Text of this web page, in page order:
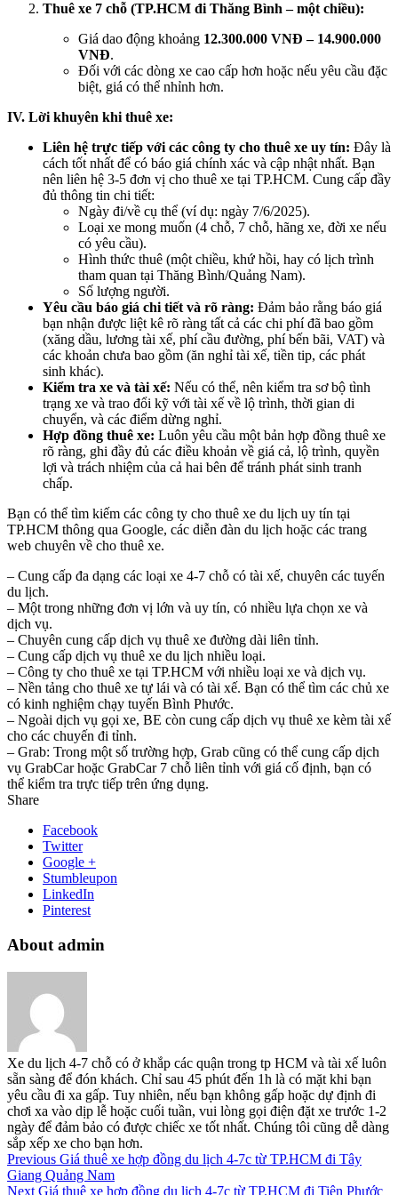
Thuê xe 7 chỗ (TP.HCM đi Thăng Bình – một chiều):
Giá dao động khoảng 12.300.000 VNĐ – 14.900.000
VNĐ.
Đối với các dòng xe cao cấp hơn hoặc nếu yêu cầu đặc
biệt, giá có thể nhỉnh hơn.
IV. Lời khuyên khi thuê xe:
Liên hệ trực tiếp với các công ty cho thuê xe uy tín: Đây là
cách tốt nhất để có báo giá chính xác và cập nhật nhất. Bạn
nên liên hệ 3-5 đơn vị cho thuê xe tại TP.HCM. Cung cấp đầy
đủ thông tin chi tiết:
Ngày đi/về cụ thể (ví dụ: ngày 7/6/2025).
Loại xe mong muốn (4 chỗ, 7 chỗ, hãng xe, đời xe nếu
có yêu cầu).
Hình thức thuê (một chiều, khứ hồi, hay có lịch trình
tham quan tại Thăng Bình/Quảng Nam).
Số lượng người.
Yêu cầu báo giá chi tiết và rõ ràng: Đảm bảo rằng báo giá
bạn nhận được liệt kê rõ ràng tất cả các chi phí đã bao gồm
(xăng dầu, lương tài xế, phí cầu đường, phí bến bãi, VAT) và
các khoản chưa bao gồm (ăn nghỉ tài xế, tiền tip, các phát
sinh khác).
Kiểm tra xe và tài xế: Nếu có thể, nên kiểm tra sơ bộ tình
trạng xe và trao đổi kỹ với tài xế về lộ trình, thời gian di
chuyển, và các điểm dừng nghỉ.
Hợp đồng thuê xe: Luôn yêu cầu một bản hợp đồng thuê xe
rõ ràng, ghi đầy đủ các điều khoản về giá cả, lộ trình, quyền
lợi và trách nhiệm của cả hai bên để tránh phát sinh tranh
chấp.
Bạn có thể tìm kiếm các công ty cho thuê xe du lịch uy tín tại
TP.HCM thông qua Google, các diễn đàn du lịch hoặc các trang
web chuyên về cho thuê xe.
– Cung cấp đa dạng các loại xe 4-7 chỗ có tài xế, chuyên các tuyến
du lịch.
– Một trong những đơn vị lớn và uy tín, có nhiều lựa chọn xe và
dịch vụ.
– Chuyên cung cấp dịch vụ thuê xe đường dài liên tỉnh.
– Cung cấp dịch vụ thuê xe du lịch nhiều loại.
– Công ty cho thuê xe tại TP.HCM với nhiều loại xe và dịch vụ.
– Nền tảng cho thuê xe tự lái và có tài xế. Bạn có thể tìm các chủ xe
có kinh nghiệm chạy tuyến Bình Phước.
– Ngoài dịch vụ gọi xe, BE còn cung cấp dịch vụ thuê xe kèm tài xế
cho các chuyến đi tỉnh.
– Grab: Trong một số trường hợp, Grab cũng có thể cung cấp dịch
vụ GrabCar hoặc GrabCar 7 chỗ liên tỉnh với giá cố định, bạn có
thể kiểm tra trực tiếp trên ứng dụng.
Share
Facebook
Twitter
Google +
Stumbleupon
LinkedIn
Pinterest
About admin
Xe du lịch 4-7 chỗ có ở khắp các quận trong tp HCM và tài xế luôn
sẵn sàng để đón khách. Chỉ sau 45 phút đến 1h là có mặt khi bạn
yêu cầu đi xa gấp. Tuy nhiên, nếu bạn không gấp hoặc dự định đi
chơi xa vào dịp lễ hoặc cuối tuần, vui lòng gọi điện đặt xe trước 1-2
ngày để đảm bảo có được chiếc xe tốt nhất. Chúng tôi cũng dễ dàng
sắp xếp xe cho bạn hơn.
Previous Giá thuê xe hợp đồng du lịch 4-7c từ TP.HCM đi Tây
Giang Quảng Nam
Next Giá thuê xe hợp đồng du lịch 4-7c từ TP.HCM đi Tiên Phước